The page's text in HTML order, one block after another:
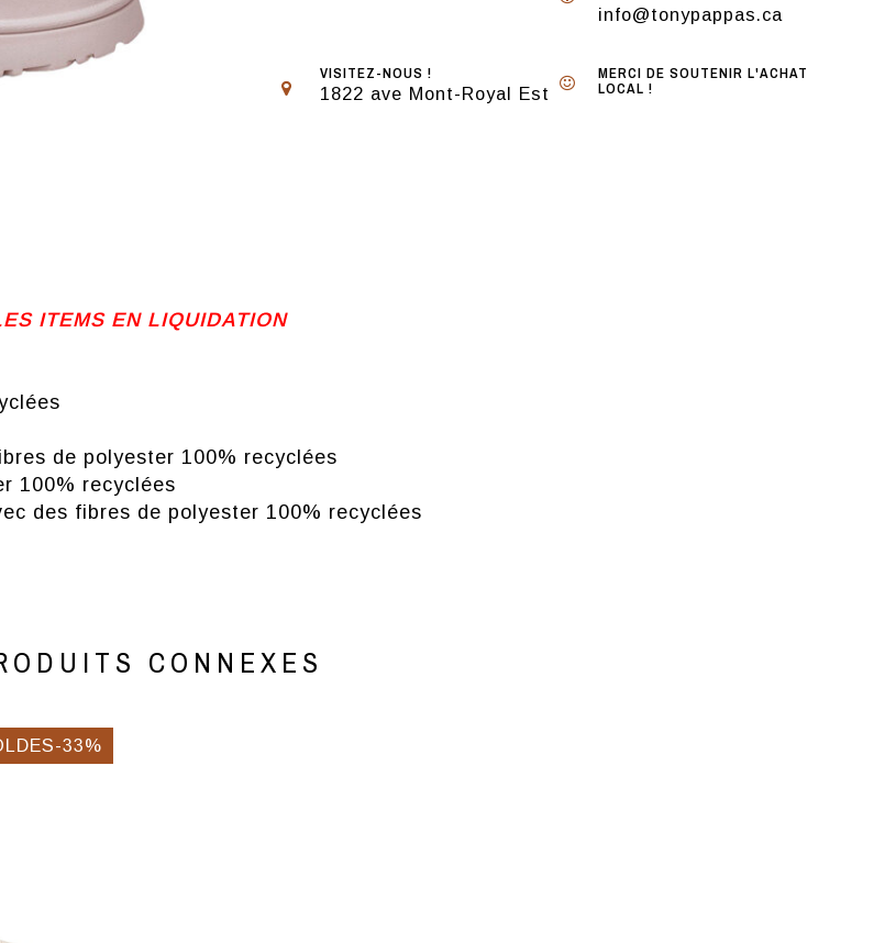
info@tonypappas.ca
VISITEZ-NOUS !
1822 ave Mont-Royal Est
MERCI DE SOUTENIR L'ACHAT
LOCAL !
ITEMS EN LIQUIDATION
de polyester 100% recyclées
100% recyclées
des fibres de polyester 100% recyclées
CONNEXES
33%